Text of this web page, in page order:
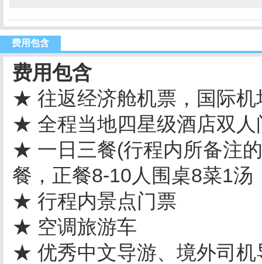
费用包含
费用包含
★ 往返经济舱机票，国际机
★ 全程当地四星级酒店双人
★ 一日三餐(行程内所备注
餐，正餐8-10人围桌8菜1汤
★ 行程内景点门票
★ 空调旅游车
★ 优秀中文导游、境外司机